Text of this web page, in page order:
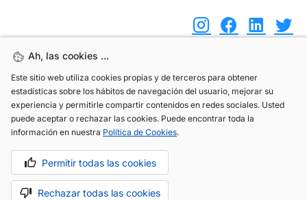
Ah, las cookies ...
Este sitio web utiliza cookies propias y de terceros para obtener
estadísticas sobre los hábitos de navegación del usuario, mejorar su
experiencia y permitirle compartir contenidos en redes sociales. Usted
puede aceptar o rechazar las cookies. Puede encontrar toda la
información en nuestra Política de Cookies.
Permitir todas las cookies
Rechazar todas las cookies
Ah, las cookies ...
Este sitio web utiliza cookies propias y de terceros para obtener
estadísticas sobre los hábitos de navegación del usuario, mejorar su
experiencia y permitirle compartir contenidos en redes sociales. Usted
puede aceptar o rechazar las cookies. Puede encontrar toda la
información en nuestra Política de Cookies.
Permitir todas las cookies
Rechazar todas las cookies
(+34) 744 408 070
info@motoreto.com
Aviso legal Política de cookies